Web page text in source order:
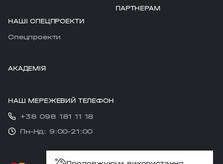
НАШІ СПЕЦПРОЕКТИ
Cпецпроекти
ПАРТНЕРАМ
АКАДЕМІЯ
НАШ МЕРЕЖЕВИЙ ТЕЛЕФОН
+38 098 181 11 18
Пн-Нд: 9:00-21:00